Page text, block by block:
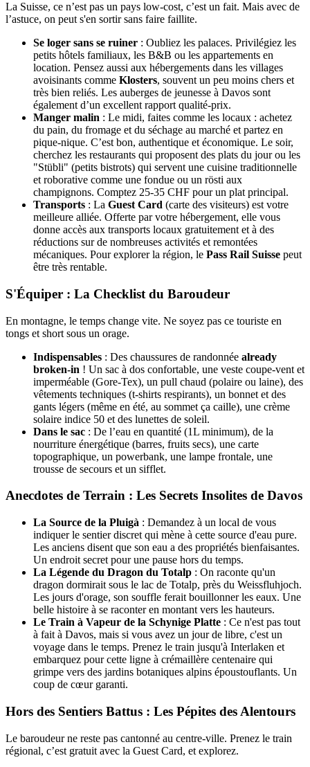
La Suisse, ce n’est pas un pays low-cost, c’est un fait. Mais avec de
l’astuce, on peut s'en sortir sans faire faillite.
Se loger sans se ruiner : Oubliez les palaces. Privilégiez les
petits hôtels familiaux, les B&B ou les appartements en
location. Pensez aussi aux hébergements dans les villages
avoisinants comme Klosters, souvent un peu moins chers et
très bien reliés. Les auberges de jeunesse à Davos sont
également d’un excellent rapport qualité-prix.
Manger malin : Le midi, faites comme les locaux : achetez
du pain, du fromage et du séchage au marché et partez en
pique-nique. C’est bon, authentique et économique. Le soir,
cherchez les restaurants qui proposent des plats du jour ou les
"Stübli" (petits bistrots) qui servent une cuisine traditionnelle
et roborative comme une fondue ou un rösti aux
champignons. Comptez 25-35 CHF pour un plat principal.
Transports : La Guest Card (carte des visiteurs) est votre
meilleure alliée. Offerte par votre hébergement, elle vous
donne accès aux transports locaux gratuitement et à des
réductions sur de nombreuses activités et remontées
mécaniques. Pour explorer la région, le Pass Rail Suisse peut
être très rentable.
S'Équiper : La Checklist du Baroudeur
En montagne, le temps change vite. Ne soyez pas ce touriste en
tongs et short sous un orage.
Indispensables : Des chaussures de randonnée already
broken-in ! Un sac à dos confortable, une veste coupe-vent et
imperméable (Gore-Tex), un pull chaud (polaire ou laine), des
vêtements techniques (t-shirts respirants), un bonnet et des
gants légers (même en été, au sommet ça caille), une crème
solaire indice 50 et des lunettes de soleil.
Dans le sac : De l’eau en quantité (1L minimum), de la
nourriture énergétique (barres, fruits secs), une carte
topographique, un powerbank, une lampe frontale, une
trousse de secours et un sifflet.
Anecdotes de Terrain : Les Secrets Insolites de Davos
La Source de la Pluigà : Demandez à un local de vous
indiquer le sentier discret qui mène à cette source d'eau pure.
Les anciens disent que son eau a des propriétés bienfaisantes.
Un endroit secret pour une pause hors du temps.
La Légende du Dragon du Totalp : On raconte qu'un
dragon dormirait sous le lac de Totalp, près du Weissfluhjoch.
Les jours d'orage, son souffle ferait bouillonner les eaux. Une
belle histoire à se raconter en montant vers les hauteurs.
Le Train à Vapeur de la Schynige Platte : Ce n'est pas tout
à fait à Davos, mais si vous avez un jour de libre, c'est un
voyage dans le temps. Prenez le train jusqu'à Interlaken et
embarquez pour cette ligne à crémaillère centenaire qui
grimpe vers des jardins botaniques alpins époustouflants. Un
coup de cœur garanti.
Hors des Sentiers Battus : Les Pépites des Alentours
Le baroudeur ne reste pas cantonné au centre-ville. Prenez le train
régional, c’est gratuit avec la Guest Card, et explorez.